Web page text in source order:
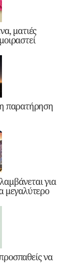
ματιές
η παρατήρηση
για
μεγαλύτερο
να